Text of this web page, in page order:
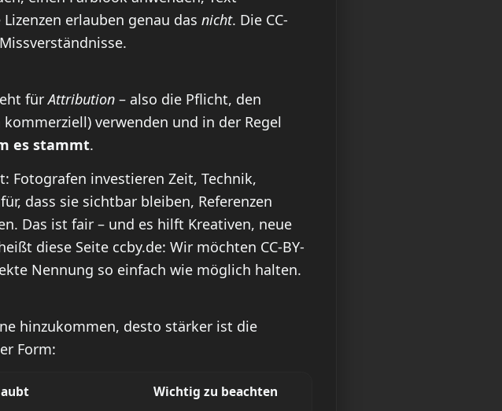
erlauben genau das nicht. Die CC-
fürAttribution – also die Pflicht, den
verwenden und in der Regel
es stammt.
Fotografen investieren Zeit, Technik,
dass sie sichtbar bleiben, Referenzen
Das ist fair – und es hilft Kreativen, neue
diese Seite ccby.de: Wir möchten CC-BY-
Nennung so einfach wie möglich halten.
hinzukommen, desto stärker ist die
Form:
Wichtig zu beachten